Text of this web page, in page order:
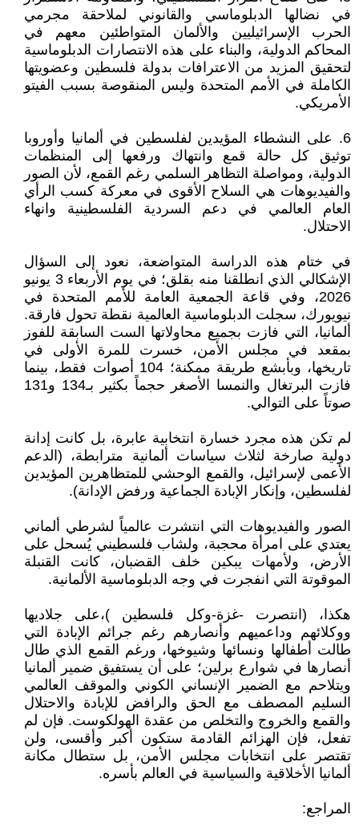
في نضالها الدبلوماسي والقانوني لملاحقة مجرمي
الحرب الإسرائيليين والألمان المتواطئين معهم في
المحاكم الدولية، والبناء على هذه الانتصارات الدبلوماسية
لتحقيق المزيد من الاعترافات بدولة فلسطين وعضويتها
الكاملة في الأمم المتحدة وليس المنقوصة بسبب الفيتو
الأمريكي.
6. على النشطاء المؤيدين لفلسطين في ألمانيا وأوروبا
توثيق كل حالة قمع وانتهاك ورفعها إلى المنظمات
الدولية، ومواصلة التظاهر السلمي رغم القمع، لأن الصور
والفيديوهات هي السلاح الأقوى في معركة كسب الرأي
العام العالمي في دعم السردية الفلسطينية وانهاء
الاحتلال.
في ختام هذه الدراسة المتواضعة، نعود إلى السؤال
الإشكالي الذي انطلقنا منه بقلق؛ في يوم الأربعاء 3 يونيو
2026، وفي قاعة الجمعية العامة للأمم المتحدة في
نيويورك، سجلت الدبلوماسية العالمية نقطة تحول فارقة.
ألمانيا، التي فازت بجميع محاولاتها الست السابقة للفوز
بمقعد في مجلس الأمن، خسرت للمرة الأولى في
تاريخها، وبأبشع طريقة ممكنة؛ 104 أصوات فقط، بينما
فازت البرتغال والنمسا الأصغر حجماً بكثير بـ134 و131
صوتاً على التوالي.
لم تكن هذه مجرد خسارة انتخابية عابرة، بل كانت إدانة
دولية صارخة لثلاث سياسات ألمانية مترابطة، (الدعم
الأعمى لإسرائيل، والقمع الوحشي للمتظاهرين المؤيدين
لفلسطين، وإنكار الإبادة الجماعية ورفض الإدانة).
الصور والفيديوهات التي انتشرت عالمياً لشرطي ألماني
يعتدي على امرأة محجبة، ولشاب فلسطيني يُسحل على
الأرض، ولأمهات يبكين خلف القضبان، كانت القنبلة
الموقوتة التي انفجرت في وجه الدبلوماسية الألمانية.
هكذا، (انتصرت -غزة-وكل فلسطين )،على جلاديها
ووكلائهم وداعميهم وأنصارهم رغم جرائم الإبادة التي
طالت أطفالها ونسائها وشيوخها، ورغم القمع الذي طال
أنصارها في شوارع برلين؛ على أن يستفيق ضمير ألمانيا
ويتلاحم مع الضمير الإنساني الكوني والموقف العالمي
السليم المصطف مع الحق والرافض للإبادة والاحتلال
والقمع والخروج والتخلص من عقدة الهولكوست. فإن لم
تفعل، فإن الهزائم القادمة ستكون أكبر وأقسى، ولن
تقتصر على انتخابات مجلس الأمن، بل ستطال مكانة
ألمانيا الأخلاقية والسياسية في العالم بأسره.
المراجع: